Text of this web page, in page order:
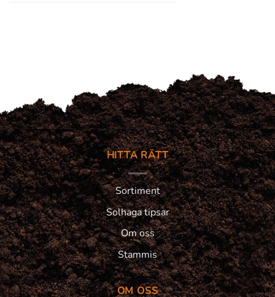
HITTA RÄTT
Sortiment
Solhaga tipsar
Om oss
Stammis
OM OSS